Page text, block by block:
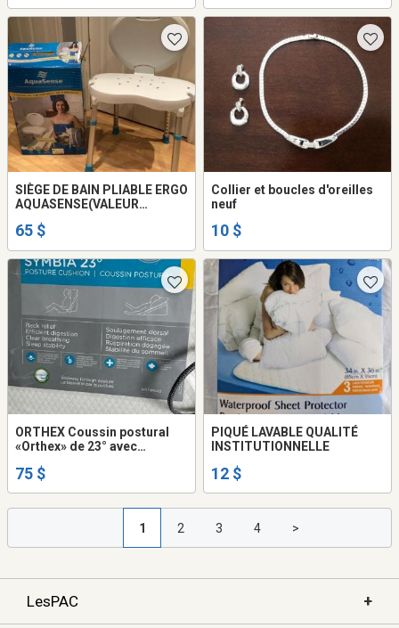
SIÈGE DE BAIN PLIABLE ERGO
AQUASENSE(VALEUR
65 $
Collier et boucles d'oreilles
neuf
10 $
ORTHEX Coussin postural
«Orthex» de 23° avec
l'apnée, la digestion ... etc.
75 $
PIQUÉ LAVABLE QUALITÉ
INSTITUTIONNELLE
12 $
1 2 3 4 >
LesPAC +